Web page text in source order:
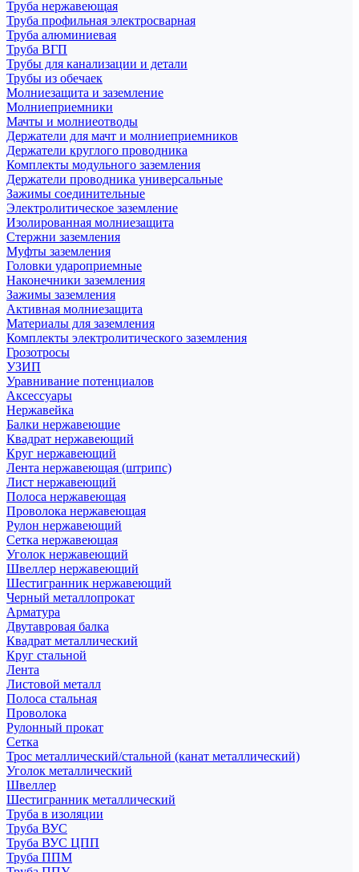
Труба нержавеющая
Труба профильная электросварная
Труба алюминиевая
Труба ВГП
Трубы для канализации и детали
Трубы из обечаек
Молниезащита и заземление
Молниеприемники
Мачты и молниеотводы
Держатели для мачт и молниеприемников
Держатели круглого проводника
Комплекты модульного заземления
Держатели проводника универсальные
Зажимы соединительные
Электролитическое заземление
Изолированная молниезащита
Стержни заземления
Муфты заземления
Головки удароприемные
Наконечники заземления
Зажимы заземления
Активная молниезащита
Материалы для заземления
Комплекты электролитического заземления
Грозотросы
УЗИП
Уравнивание потенциалов
Аксессуары
Нержавейка
Балки нержавеющие
Квадрат нержавеющий
Круг нержавеющий
Лента нержавеющая (штрипс)
Лист нержавеющий
Полоса нержавеющая
Проволока нержавеющая
Рулон нержавеющий
Сетка нержавеющая
Уголок нержавеющий
Швеллер нержавеющий
Шестигранник нержавеющий
Черный металлопрокат
Арматура
Двутавровая балка
Квадрат металлический
Круг стальной
Лента
Листовой металл
Полоса стальная
Проволока
Рулонный прокат
Сетка
Трос металлический/стальной (канат металлический)
Уголок металлический
Швеллер
Шестигранник металлический
Труба в изоляции
Труба ВУС
Труба ВУС ЦПП
Труба ППМ